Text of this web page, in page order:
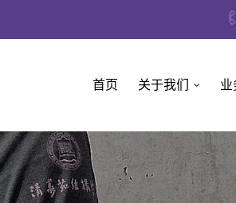
首页 关于我们 业